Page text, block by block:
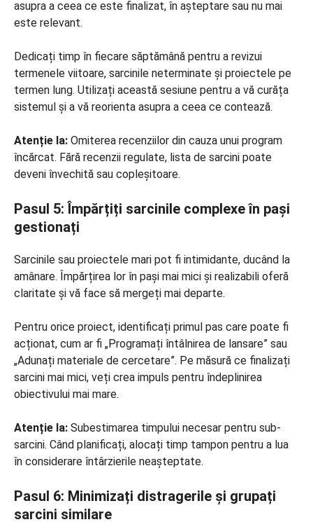
asupra a ceea ce este finalizat, în așteptare sau nu mai
este relevant.
Dedicați timp în fiecare săptămână pentru a revizui
termenele viitoare, sarcinile neterminate și proiectele pe
termen lung. Utilizați această sesiune pentru a vă curăța
sistemul și a vă reorienta asupra a ceea ce contează.
Atenție la: Omiterea recenziilor din cauza unui program
încărcat. Fără recenzii regulate, lista de sarcini poate
deveni învechită sau copleșitoare.
Pasul 5: Împărțiți sarcinile complexe în pași
gestionați
Sarcinile sau proiectele mari pot fi intimidante, ducând la
amânare. Împărțirea lor în pași mai mici și realizabili oferă
claritate și vă face să mergeți mai departe.
Pentru orice proiect, identificați primul pas care poate fi
acționat, cum ar fi „Programați întâlnirea de lansare” sau
„Adunați materiale de cercetare”. Pe măsură ce finalizați
sarcini mai mici, veți crea impuls pentru îndeplinirea
obiectivului mai mare.
Atenție la: Subestimarea timpului necesar pentru sub-
sarcini. Când planificați, alocați timp tampon pentru a lua
în considerare întârzierile neașteptate.
Pasul 6: Minimizați distragerile și grupați
sarcini similare